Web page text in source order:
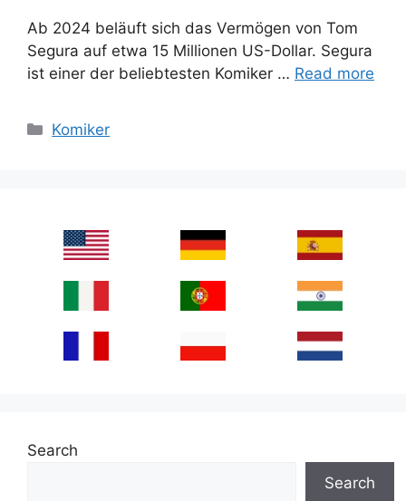
Ab 2024 beläuft sich das Vermögen von Tom
Segura auf etwa 15 Millionen US-Dollar. Segura
ist einer der beliebtesten Komiker … Read more
Categories
Komiker
Search
Search